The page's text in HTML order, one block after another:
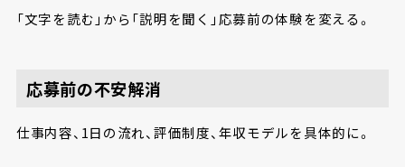
「文字を読む」から「説明を聞く」応募前の体験を変える。
応募前の不安解消
仕事内容、1日の流れ、評価制度、年収モデルを具体的に。